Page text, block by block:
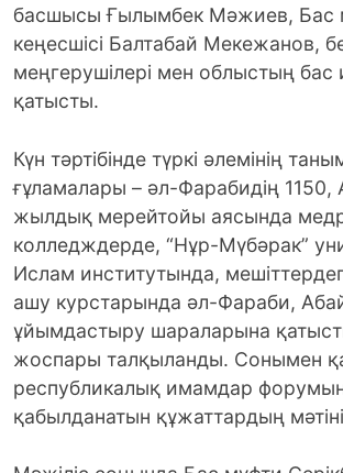
басшысы Ғылымбек Мәжиев, Бас
кеңесшісі Балтабай Мекежанов,
меңгерушілері мен облыстың
қатысты.
Күн тәртібінде түркі әлемінің
ғұламалары – әл-Фарабидің 1150,
жылдық мерейтойы аясында
колледждерде, “Нұр-Мүбәрак”
Ислам институтында,
ашу курстарында әл-Фараби,
ұйымдастыру шараларына
жоспары талқыланды. Сонымен
республикалық имамдар
қабылданатын құжаттардың